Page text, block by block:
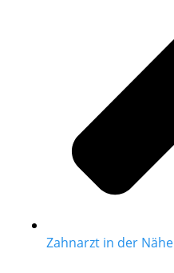
Zahnarzt in der Nähe